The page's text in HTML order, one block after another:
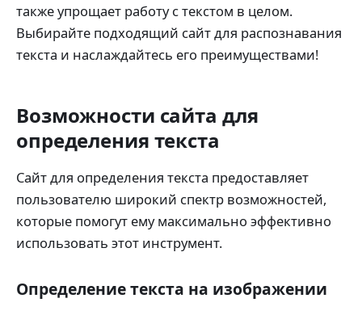
также упрощает работу с текстом в целом.
Выбирайте подходящий сайт для распознавания
текста и наслаждайтесь его преимуществами!
Возможности сайта для
определения текста
Сайт для определения текста предоставляет
пользователю широкий спектр возможностей,
которые помогут ему максимально эффективно
использовать этот инструмент.
Определение текста на изображении